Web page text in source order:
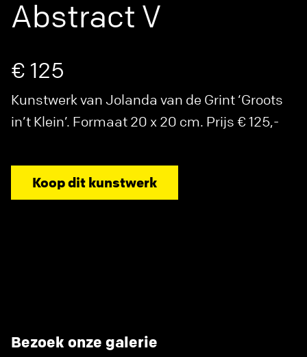
Abstract V
€ 125
Kunstwerk van Jolanda van de Grint ‘Groots
in’t Klein’. Formaat 20 x 20 cm. Prijs € 125,-
Koop dit kunstwerk
Bezoek onze galerie